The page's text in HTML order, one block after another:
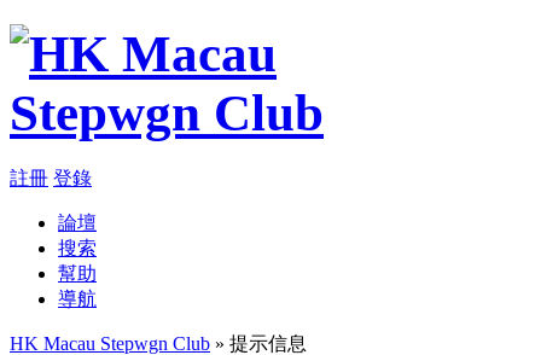
註冊 登錄
論壇
搜索
幫助
導航
HK Macau Stepwgn Club » 提示信息